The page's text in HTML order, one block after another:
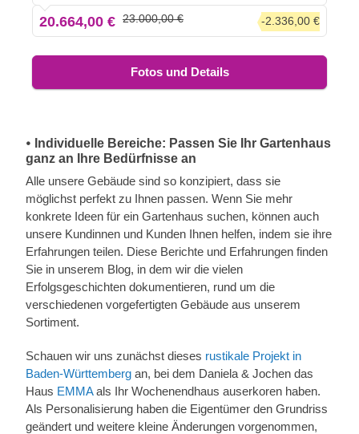
verfügt über alle Annehmlichkeiten und behält dennoch
eine minimalistische und einfache Struktur: ein Loft zum
Küche und ein Badezimmer.
20.664,00 € 23.000,00 € -2.336,00 €
Fotos und Details
𑇐 Individuelle Bereiche: Passen Sie Ihr Gartenhaus
ganz an Ihre Bedürfnisse an
Alle unsere Gebäude sind so konzipiert, dass sie
möglichst perfekt zu Ihnen passen. Wenn Sie mehr
konkrete Ideen für ein Gartenhaus suchen, können auch
unsere Kundinnen und Kunden Ihnen helfen, indem sie ihre
Erfahrungen teilen. Diese Berichte und Erfahrungen finden
Sie in unserem Blog, in dem wir die vielen
Erfolgsgeschichten dokumentieren, rund um die
verschiedenen vorgefertigten Gebäude aus unserem
Sortiment.
Schauen wir uns zunächst dieses rustikale Projekt in
Baden-Württemberg an, bei dem Daniela & Jochen das
Haus EMMAals Ihr Wochenendhaus auserkoren haben.
Als Personalisierung haben die Eigentümer den Grundriss
geändert und weitere kleine Änderungen vorgenommen,